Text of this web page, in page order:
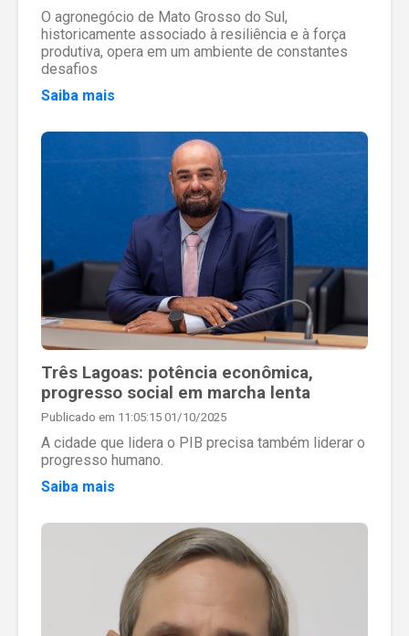
O agronegócio de Mato Grosso do Sul,
historicamente associado à resiliência e à força
produtiva, opera em um ambiente de constantes
desafios
Saiba mais
Três Lagoas: potência econômica,
progresso social em marcha lenta
Publicado em 11:05:15 01/10/2025
A cidade que lidera o PIB precisa também liderar o
progresso humano.
Saiba mais